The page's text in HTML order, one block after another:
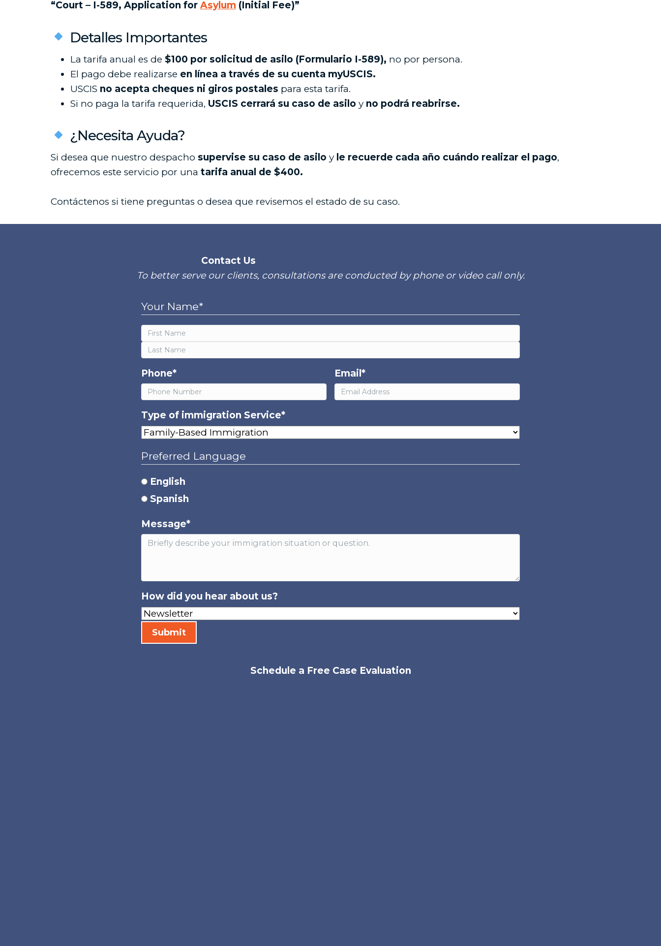
“Court – I-589, Application for Asylum (Initial Fee)”
Detalles Importantes
La tarifa anual es de $100 por solicitud de asilo (Formulario I-589), no por persona.
El pago debe realizarse en línea a través de su cuenta myUSCIS.
USCIS no acepta cheques ni giros postales para esta tarifa.
Si no paga la tarifa requerida, USCIS cerrará su caso de asilo y no podrá reabrirse.
¿Necesita Ayuda?
Si desea que nuestro despacho supervise su caso de asilo y le recuerde cada año cuándo realizar el pago,
ofrecemos este servicio por una tarifa anual de $400.
Contáctenos si tiene preguntas o desea que revisemos el estado de su caso.
Contact Us
To better serve our clients, consultations are conducted by phone or video call only.
Your Name*
First
Phone* Email *
Type of immigration Service*
Preferred Language
English
Spanish
Message*
How did you hear about us?
Schedule a Free Case Evaluation